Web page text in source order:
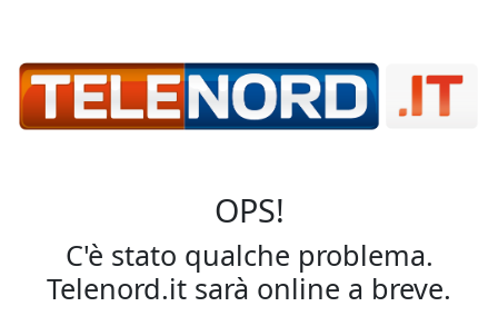
OPS!
C'è stato qualche problema.
Telenord.it sarà online a breve.